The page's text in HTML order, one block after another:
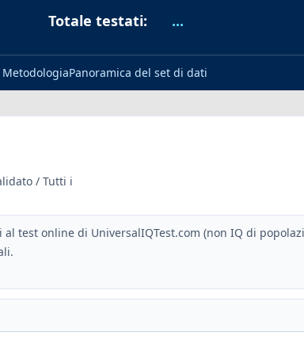
Totale testati: ...
MetodologiaPanoramica del set di dati
/ Tutti i
test online di UniversalIQTest.com (non IQ di